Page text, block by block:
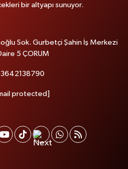
bir altyapı sunuyor.
Sok. Gurbetçi Şahin İş Merkezi
5 ÇORUM
protected]